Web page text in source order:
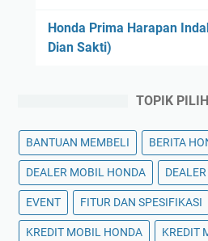
Honda Prima Harapan
Dian Sakti)
TOPIK
BANTUAN MEMBELI BERITA
DEALER MOBIL HONDA
EVENT FITUR DAN SPESIFIKASI
KREDIT MOBIL HONDA KREDIT